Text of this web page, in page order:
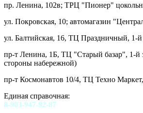
пр. Ленина, 102в; ТРЦ "Пионер"
ул. Покровская, 10; автомагазин
ул. Балтийская, 16, ТЦ Праздничный, 1-й
пр-т Ленина, 1Б, ТЦ "Старый базар", 1-й
стороны набережной)
пр-т Космонавтов 10/4, ТЦ Техно
Единая справочная:
8-903-947-92-87